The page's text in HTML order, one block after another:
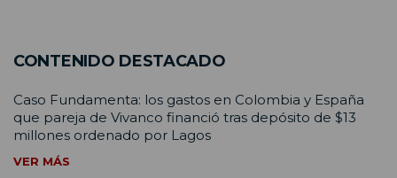
CONTENIDO DESTACADO
Caso Fundamenta: los gastos en Colombia y España
que pareja de Vivanco financió tras depósito de $13
millones ordenado por Lagos
VER MÁS